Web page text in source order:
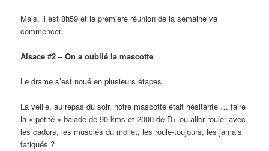
Mais, il est 8h59 et la première réunion de la semaine va
commencer.
Alsace #2 – On a oublié la mascotte
Le drame s’est noué en plusieurs étapes.
La veille, au repas du soir, notre mascotte était hésitante … faire
la « petite » balade de 90 kms et 2000 de D+ ou aller rouler avec
les cadors, les musclés du mollet, les roule-toujours, les jamais
fatigués ?